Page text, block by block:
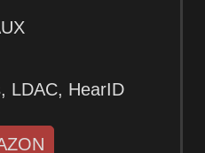
LDAC, HearID